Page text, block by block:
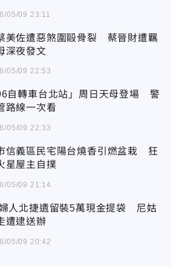
05/09 23:11
美佐遭惡煞圍毆骨裂 蔡晉財遭羈
深夜發文
05/09 22:53
自轉車台北站」周日天母登場 警
路線一次看
05/09 22:33
信義區民宅陽台燒香引燃盆栽 狂
星屋主自撲
05/09 21:14
人北捷遺留裝5萬現金提袋 尼姑
遭逮送辦
05/09 20:42